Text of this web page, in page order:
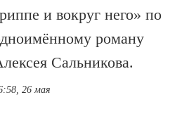
и вокруг него» по
роману
Сальникова.
26 мая